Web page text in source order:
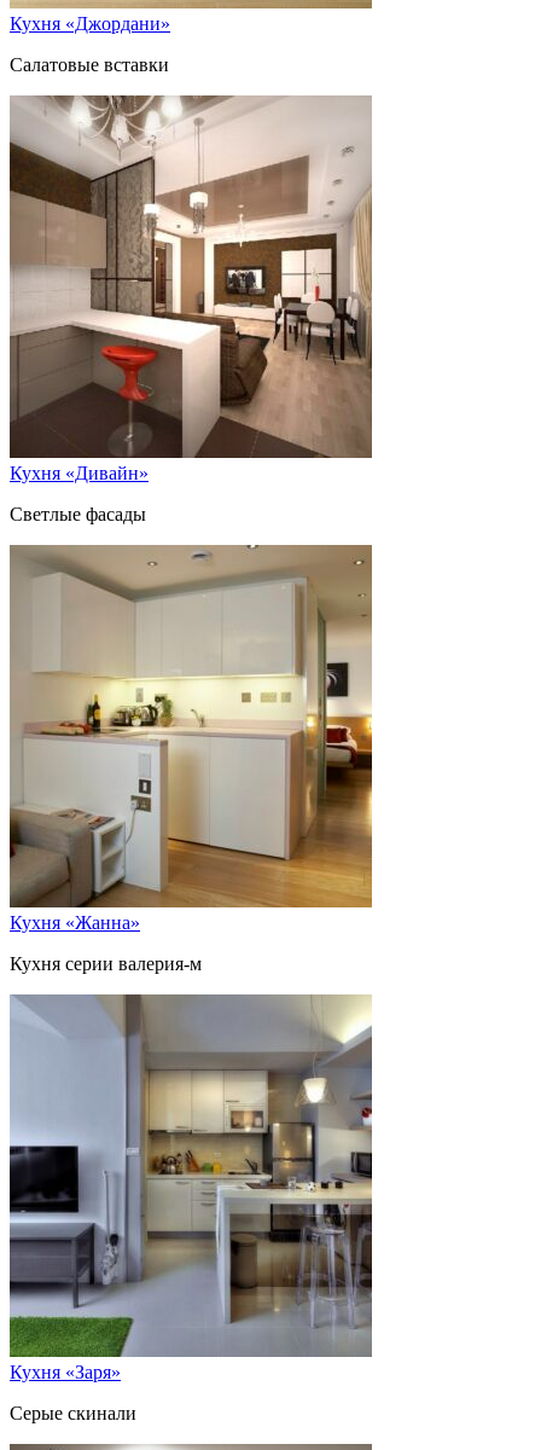
Кухня «Джордани»
Салатовые вставки
Кухня «Дивайн»
Светлые фасады
Кухня «Жанна»
Кухня серии валерия-м
Кухня «Заря»
Серые скинали